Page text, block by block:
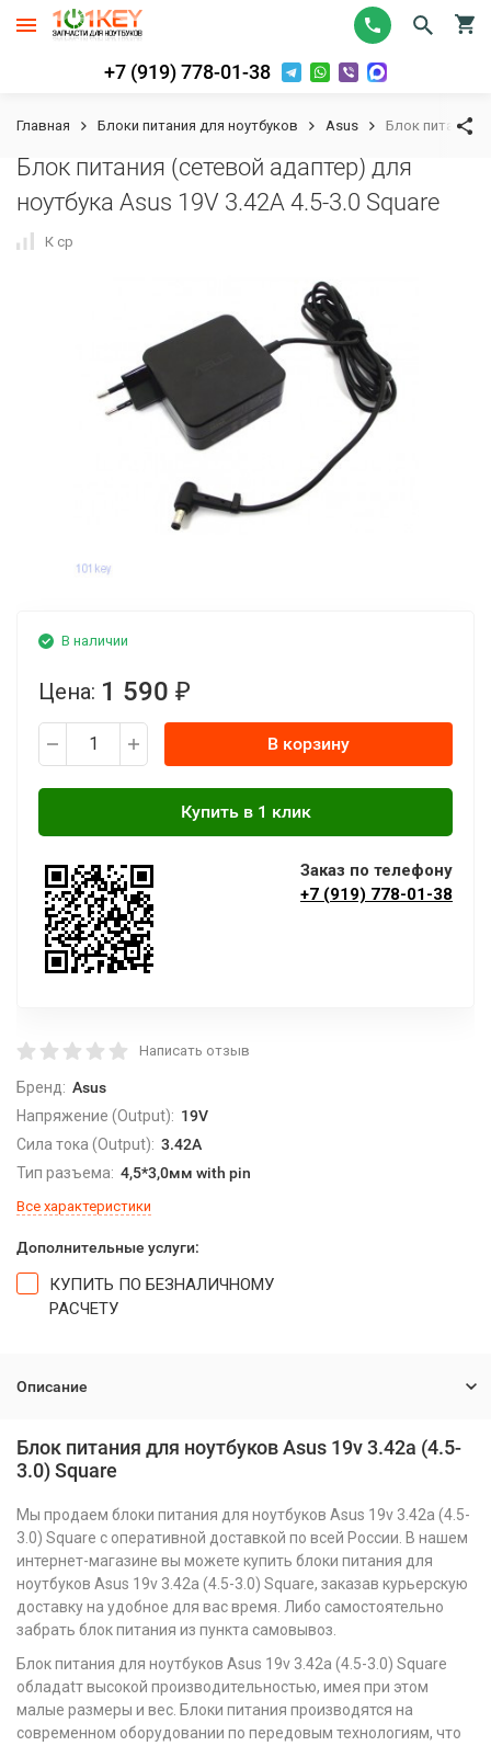
+7 (919) 778-01-38
Главная Блоки питания для ноутбуков Asus Блок питания
Блок питания (сетевой адаптер) для
ноутбука Asus 19V 3.42A 4.5-3.0 Square
К сравнению
В наличии
Цена: 1 590 ₽
В корзину
Заказ по телефону
+7 (919) 778-01-38
Написать отзыв
Бренд: Asus
Напряжение (Output): 19V
Сила тока (Output): 3.42A
Тип разъема: 4,5*3,0мм with pin
Все характеристики
Дополнительные услуги:
КУПИТЬ ПО БЕЗНАЛИЧНОМУ
РАСЧЕТУ
Описание
Блок питания для ноутбуков Asus 19v 3.42a (4.5-
3.0) Square
Мы продаем блоки питания для ноутбуков Asus 19v 3.42a (4.5-
3.0) Square с оперативной доставкой по всей России. В нашем
интернет-магазине вы можете купить блоки питания для
ноутбуков Asus 19v 3.42a (4.5-3.0) Square, заказав курьерскую
доставку на удобное для вас время. Либо самостоятельно
забрать блок питания из пункта самовывоз.
Блок питания для ноутбуков Asus 19v 3.42a (4.5-3.0) Square
обладаtт высокой производительностью, имея при этом
малые размеры и вес. Блоки питания производятся на
современном оборудовании по передовым технологиям, что